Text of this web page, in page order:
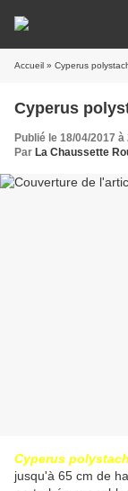
Accueil » Cyperus
Cyperus
Publié le 18/04/2017 à
Par La Chaussette
Cyperus
jusqu'à 65 cm de